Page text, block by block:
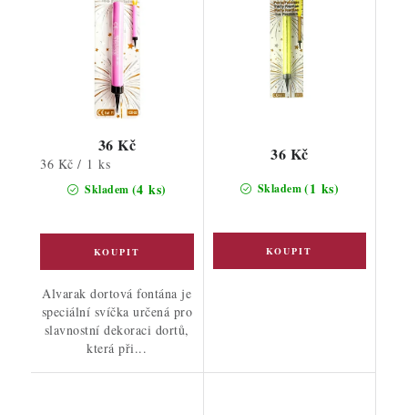
Skladem (4 ks)
36 Kč
Měrná
36 Kč / 1 ks
Alvarak dortová fontána je
speciální svíčka určená pro
slavnostní dekoraci dortů,
která při...
Skladem(1 ks)
36 Kč